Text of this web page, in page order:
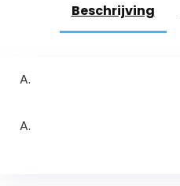
Beschrijving
A.
A.